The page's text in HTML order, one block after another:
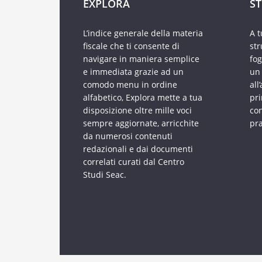
EXPLORA
L’indice generale della materia
fiscale che ti consente di
navigare in maniera semplice
e immediata grazie ad un
comodo menu in ordine
alfabetico, Explora mette a tua
disposizione oltre mille voci
sempre aggiornate, arricchite
da numerosi contenuti
redazionali e dai documenti
correlati curati dal Centro
Studi Seac.
A